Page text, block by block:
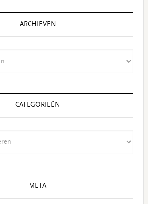
ARCHIEVEN
CATEGORIEËN
META